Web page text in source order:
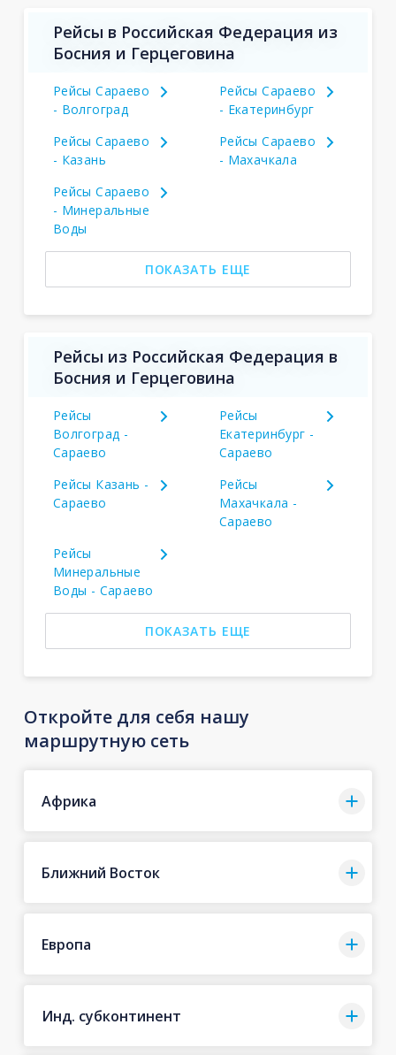
Рейсы в Российская Федерация из
Босния и Герцеговина
Рейсы Сараево
- Волгоград
Рейсы Сараево
- Екатеринбург
Рейсы Сараево
- Казань
Рейсы Сараево
- Махачкала
Рейсы Сараево
- Минеральные
Воды
ПОКАЗАТЬ ЕЩЕ
Рейсы из Российская Федерация в
Босния и Герцеговина
Рейсы
Волгоград -
Сараево
Рейсы
Екатеринбург -
Сараево
Рейсы Казань -
Сараево
Рейсы
Махачкала -
Сараево
Рейсы
Минеральные
Воды - Сараево
ПОКАЗАТЬ ЕЩЕ
Откройте для себя нашу
маршрутную сеть
Африка
Ближний Восток
Европа
Инд. субконтинент